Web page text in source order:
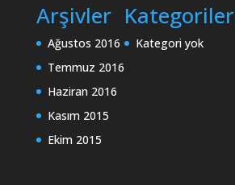
Arşivler
Ağustos 2016
Temmuz 2016
Haziran 2016
Kasım 2015
Ekim 2015
Kategoriler
Kategori yok